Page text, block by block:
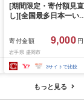
[期間限定・寄付額見直
し][全国最多日本一い
1.5kg(150g×10個) い
て牛 × 岩中豚 ハンバー
グ 合挽き 合い挽き 黒
和牛 人気 冷凍 個包装
分け 冷凍 牛肉 豚肉 和
ビーフ ポーク はんば
ぐ 挽肉 お肉 ミンチ 肉
お弁当 hannba-gu ラ
寄付金額 9,000
岩手県 盛岡市
3サイトで比較
もっと見る